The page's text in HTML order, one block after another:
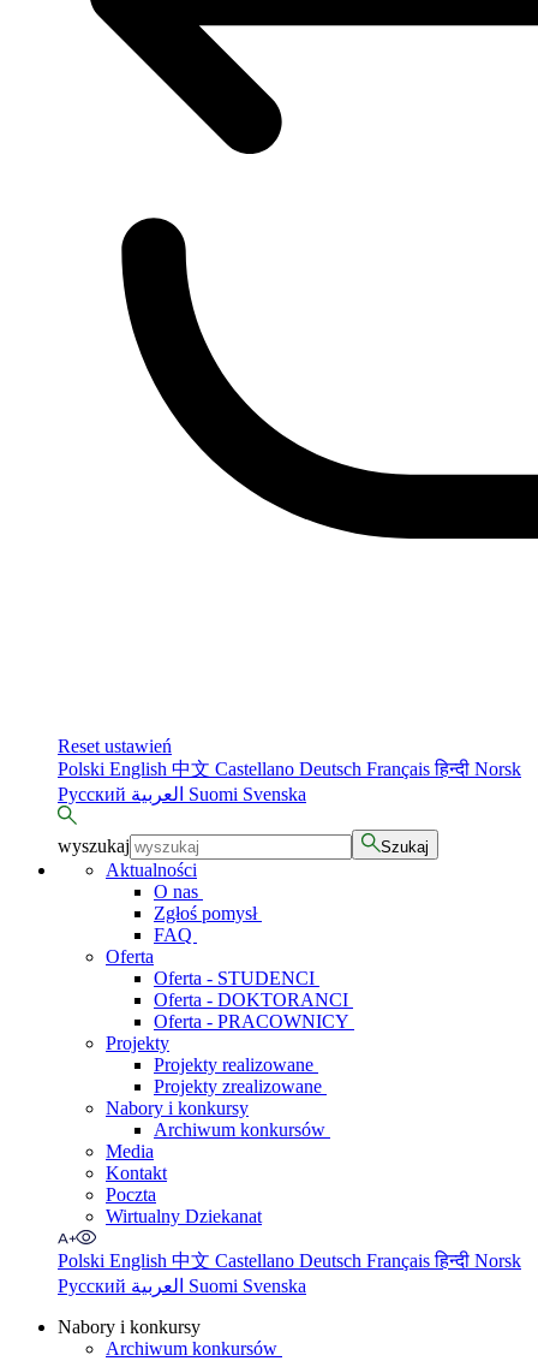
Reset ustawień
Polski English 中文 Castellano Deutsch Françaisहिन्दी Norsk
Русский
Suomi Svenska
wyszukaj Szukaj
Aktualności
O nas
Zgłoś pomysł
FAQ
Oferta
Oferta - STUDENCI
Oferta - DOKTORANCI
Oferta - PRACOWNICY
Projekty
Projekty realizowane
Projekty zrealizowane
Nabory i konkursy
Archiwum konkursów
Media
Kontakt
Poczta
Wirtualny Dziekanat
Polski English 中文 Castellano Deutsch Françaisहिन्दी Norsk
Русский
Suomi Svenska
Nabory i konkursy
Archiwum konkursów